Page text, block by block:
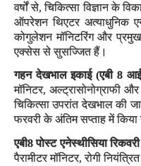
वर्षों से, चिकित्सा विज्ञान के
ऑपरेशन थिएटर अत्याधुनिक
कोगुलेशन मॉनिटरिंग और
एक्सेस से सुसज्जित हैं।
गहन देखभाल इकाई (एबी 8
मॉनिटर, अल्ट्रासोनोग्राफी
चिकित्सा उपरांत देखभाल की
फरवरी के अंतिम सप्ताह में किया
एबी8 पोस्ट एनेस्थीसिया
पैरामीटर मॉनिटर, रोगी